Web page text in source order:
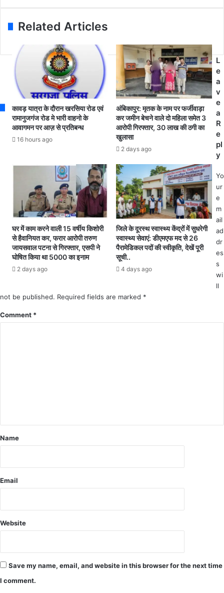
d
r
e
श
नि
र
को
का
ने
ण्टा
द्रों
को
छो
क
भी
ल
कि
त
क
ने
क
ले
र
का
आ
श
Related Articles
कावड़ यात्रा के दौरान खरसिया रोड एवं
रामानुजगंज रोड मे भारी वाहनो के
आवागमन पर आज़ से प्रतिबन्ध
16 hours ago
अंबिकापुर: मृतक के नाम पर फर्जीवाड़ा
कर जमीन बेचने वाले दो महिला समेत 3
आरोपी गिरफ्तार, 30 लाख की ठगी का
खुलासा
2 days ago
घर में काम करने वाली 15 वर्षीय किशोरी
से हैवानियत कर, फरार आरोपी तरुण
जायसवाल पटना से गिरफ्तार, एसपी ने
घोषित किया था 5000 का इनाम
2 days ago
जिले के दूरस्थ स्वास्थ्य केंद्रों में सुधरेगी
स्वास्थ्य सेवाएं: डीएमएफ मद से 26
पैरामेडिकल पदों की स्वीकृति, देखें पूरी
सूची..
4 days ago
L
e
a
v
e
a
R
e
pl
y
Yo
ur
e
m
ail
ad
dr
es
s
wi
ll
not be published. Required fields are marked *
Comment *
Name
Email
Website
Save my name, email, and website in this browser for the next time
I comment.